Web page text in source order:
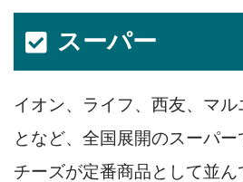
スーパー
イオン、ライフ、西友、マ
となど、全国展開のスーパ
チーズが定番商品として並ん